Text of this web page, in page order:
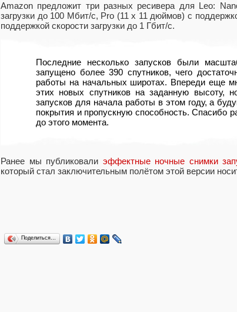
Amazon предложит три разных ресивера для Leo:
загрузки до 100 Мбит/с, Pro (11 x 11 дюймов) с
поддержкой скорости загрузки до 1 Гбит/с.
Последние несколько запусков были
запущено более 390 спутников, чего
работы на начальных широтах. Впереди еще
этих новых спутников на заданную высоту,
запусков для начала работы в этом году, а
покрытия и пропускную способность. Спасибо
до этого момента.
Ранее мы публиковали эффектные ночные снимки
который стал заключительным полётом этой версии
Поделиться…